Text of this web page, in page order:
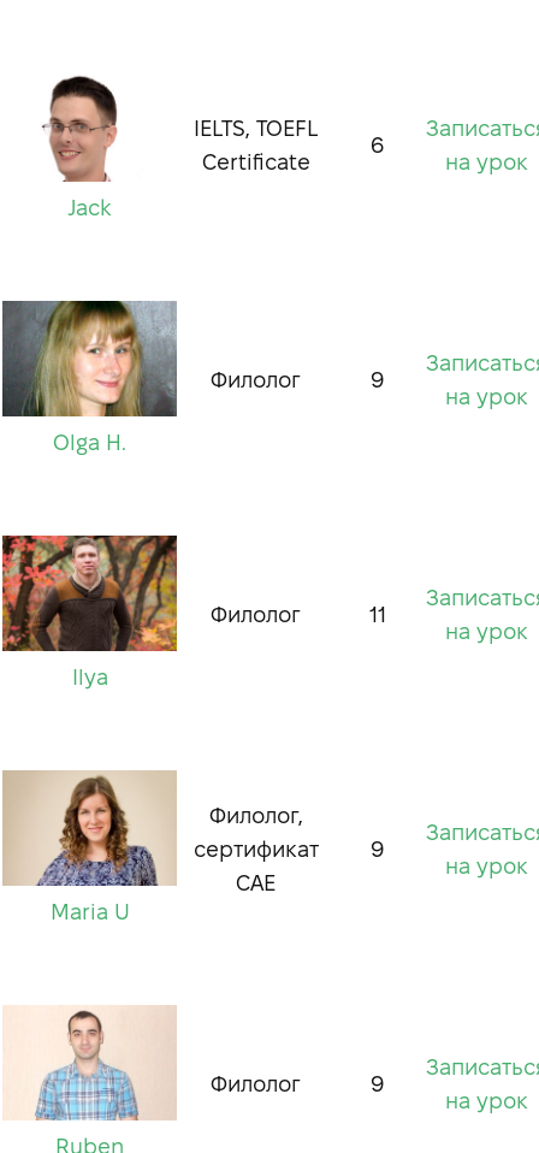
Jack
IELTS, TOEFL
Certificate
6
на урок
Olga H.
Филолог 9
на урок
Ilya
Филолог 11
на урок
Maria U
Филолог,
сертификат
CAE
9
на урок
Ruben
Филолог 9
на урок